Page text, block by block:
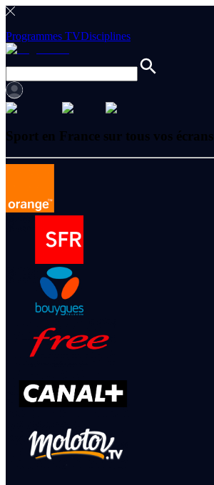
Programmes TVDisciplines
Sport en France sur tous vos écrans